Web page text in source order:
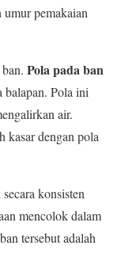
pemakaian
Pola pada ban
balapan. Pola ini
air.
kasar dengan pola
konsisten
mencolok dalam
tersebut adalah